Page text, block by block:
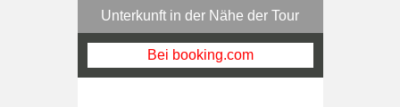
Unterkunft in der Nähe der Tour
Bei booking.com